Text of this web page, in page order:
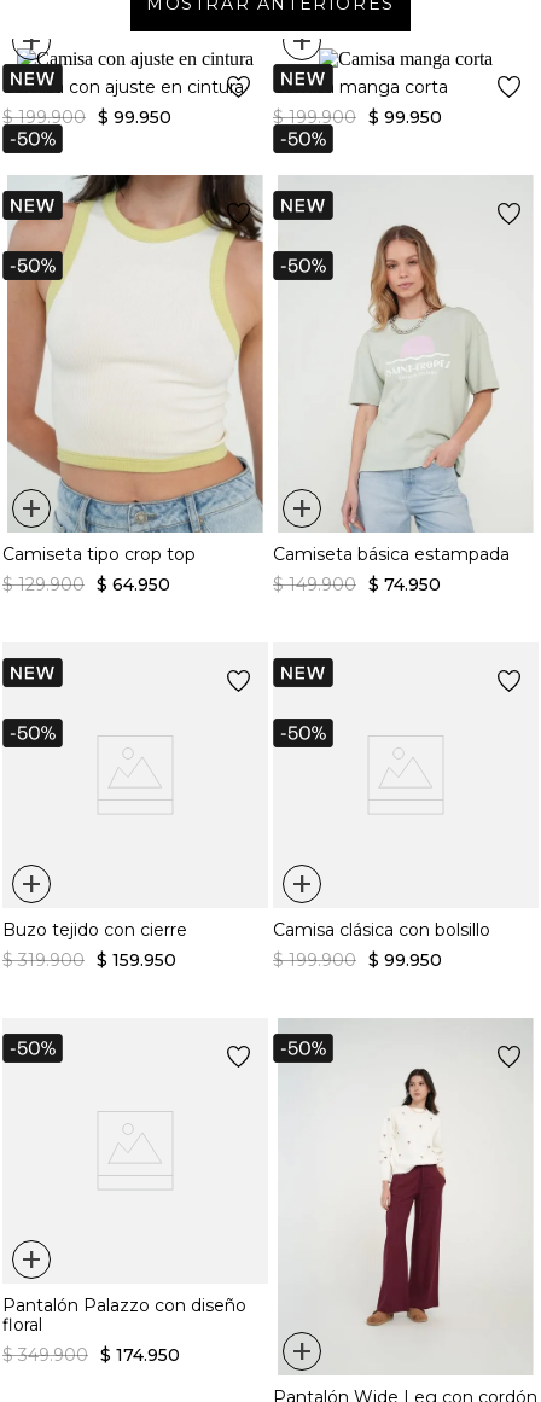
+
Camisa con ajuste en cintura
$ 199.900 $ 99.950
+
Camisa manga corta
$ 199.900 $ 99.950
+
Camiseta tipo crop top
$ 129.900 $ 64.950
+
Camiseta básica estampada
$ 149.900 $ 74.950
+
Buzo tejido con cierre
$ 319.900 $ 159.950
+
Camisa clásica con bolsillo
$ 199.900 $ 99.950
+
Pantalón Palazzo con diseño
floral
$ 349.900 $ 174.950 +
Pantalón Wide Leg con cordón